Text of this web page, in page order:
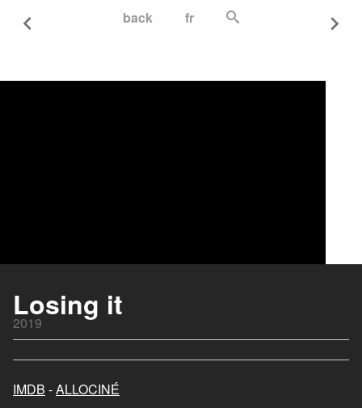
back fr
Losing it
2019
IMDB -ALLOCINÉ
Les randonneuses
Mon chat et moi, la grande
aventure de Rroû